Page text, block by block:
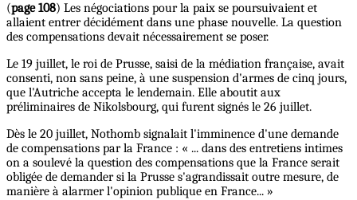
(page 108) Les négociations pour la paix se poursuivaient et
allaient entrer décidément dans une phase nouvelle. La question
des compensations devait nécessairement se poser.
Le 19 juillet, le roi de Prusse, saisi de la médiation française, avait
consenti, non sans peine, à une suspension d'armes de cinq jours,
que l'Autriche accepta le lendemain. Elle aboutit aux
préliminaires de Nikolsbourg, qui furent signés le 26 juillet.
Dès le 20 juillet, Nothomb signalait l'imminence d'une demande
de compensations par la France : « ... dans des entretiens intimes
on a soulevé la question des compensations que la France serait
obligée de demander si la Prusse s'agrandissait outre mesure, de
manière à alarmer l'opinion publique en France... »